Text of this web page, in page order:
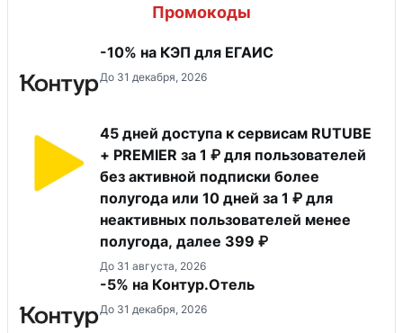
Промокоды
-10% на КЭП для ЕГАИС
До 31 декабря, 2026
45 дней доступа к сервисам RUTUBE
+ PREMIER за 1 ₽ для пользователей
без активной подписки более
полугода или 10 дней за 1 ₽ для
неактивных пользователей менее
полугода, далее 399 ₽
До 31 августа, 2026
-5% на Контур.Отель
До 31 декабря, 2026